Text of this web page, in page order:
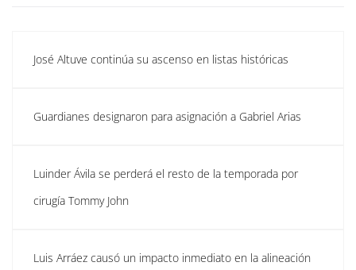
José Altuve continúa su ascenso en listas históricas
Guardianes designaron para asignación a Gabriel Arias
Luinder Ávila se perderá el resto de la temporada por
cirugía Tommy John
Luis Arráez causó un impacto inmediato en la alineación